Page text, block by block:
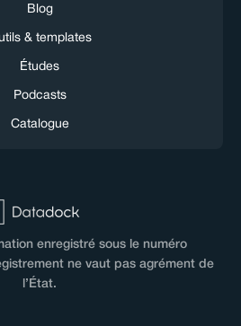
Blog
& templates
Études
Podcasts
Catalogue
enregistré sous le numéro
ne vaut pas agrément de
l’État.